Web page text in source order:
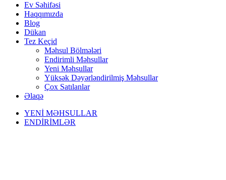
Ev Səhifəsi
Haqqımızda
Blog
Dükan
Tez Keçid
Məhsul Bölmələri
Endirimli Məhsullar
Yeni Məhsullar
Yüksək Dəyərləndirilmiş Məhsullar
Çox Satılanlar
Əlaqə
YENİ MƏHSULLAR
ENDİRİMLƏR